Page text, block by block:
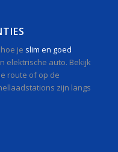
je slim en goed
elektrische auto. Bekijk
route of op de
zijn langs